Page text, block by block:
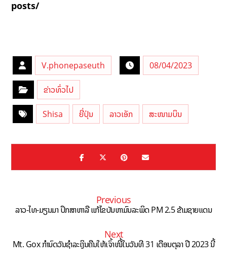
posts/
V.phonepaseuth 08/04/2023
ຂ່າວທົ່ວໄປ
Shisa ຍີ່ປຸ່ນ ລາວເອັກ ສະໜາມບິນ
Previous
ລາວ-ໄທ-ມຽນມາ ປຶກສາຫາລື ແກ້ໄຂບັນຫາມົນລະພິດ PM 2.5 ຂ້າມຊາຍແດນ
Next
Mt. Gox ກຳນົດວັນຊຳລະເງິນຄືນໃຫ້ເຈົ້າໜີ້ໃນວັນທີ 31 ເດືອນຕຸລາ ປີ 2023 ນີ້